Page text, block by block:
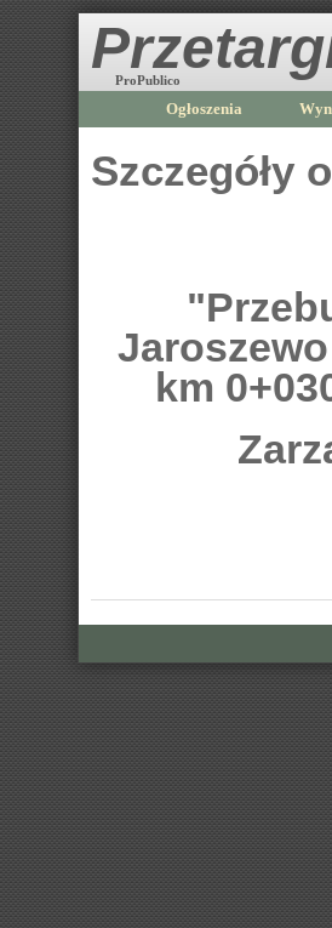
ProPublico
Ogłoszenia
Szczegóły
km